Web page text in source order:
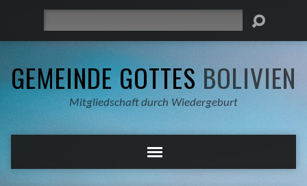
GEMEINDE GOTTES BOLIVIEN
Mitgliedschaft durch Wiedergeburt